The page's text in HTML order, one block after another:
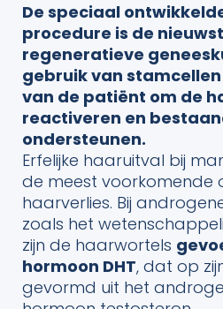
De speciaal
procedure is de
regeneratieve
gebruik van
van de patiënt om de
reactiveren en
ondersteunen.
Erfelijke haaruitval bij
de meest voorkomende
haarverlies. Bij
zoals het
zijn de haarwortels
hormoon DHT, dat op
gevormd uit het